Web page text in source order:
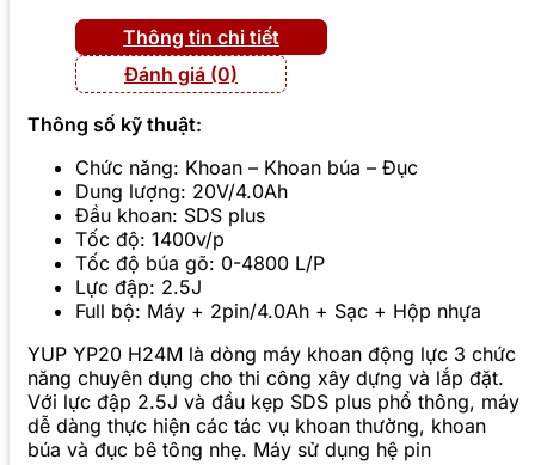
Thông tin chi tiết
Đánh giá (0)
Thông số kỹ thuật:
Chức năng: Khoan – Khoan búa – Đục
Dung lượng: 20V/4.0Ah
Đầu khoan: SDS plus
Tốc độ: 1400v/p
Tốc độ búa gõ: 0-4800 L/P
Lực đập: 2.5J
Full bộ: Máy + 2pin/4.0Ah + Sạc + Hộp nhựa
YUP YP20 H24M là dòng máy khoan động lực 3 chức
năng chuyên dụng cho thi công xây dựng và lắp đặt.
Với lực đập 2.5J và đầu kẹp SDS plus phổ thông, máy
dễ dàng thực hiện các tác vụ khoan thường, khoan
búa và đục bê tông nhẹ. Máy sử dụng hệ pin